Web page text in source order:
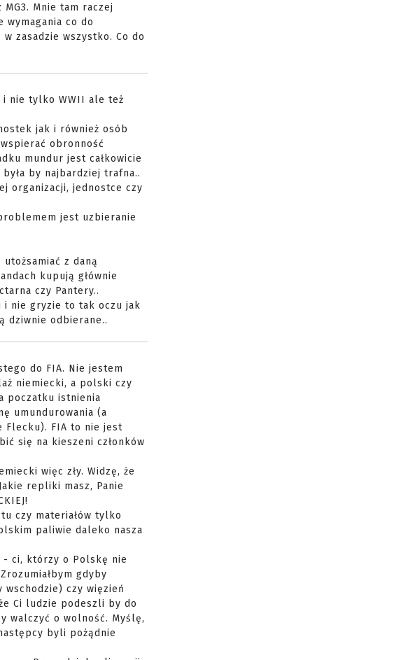
Mnie tam raczej
co do
zasadzie wszystko. Co do
i nie tylko WWII ale też
jak i również osób
obronność
mundur jest całkowicie
by najbardziej trafna..
organizacji, jednostce czy
jest uzbieranie
z daną
kupują głównie
czy Pantery..
i nie gryzie to tak oczu jak
dziwnie odbierane..
do FIA. Nie jestem
niemiecki, a polski czy
poczatku istnienia
umundurowania (a
Flecku). FIA to nie jest
się na kieszeni członków
więc zły. Widzę, że
repliki masz, Panie
czy materiałów tylko
paliwie daleko nasza
- ci, którzy o Polskę nie
gdyby
wschodzie) czy więzień
Ci ludzie podeszli by do
walczyć o wolność. Myślę,
byli pożądnie